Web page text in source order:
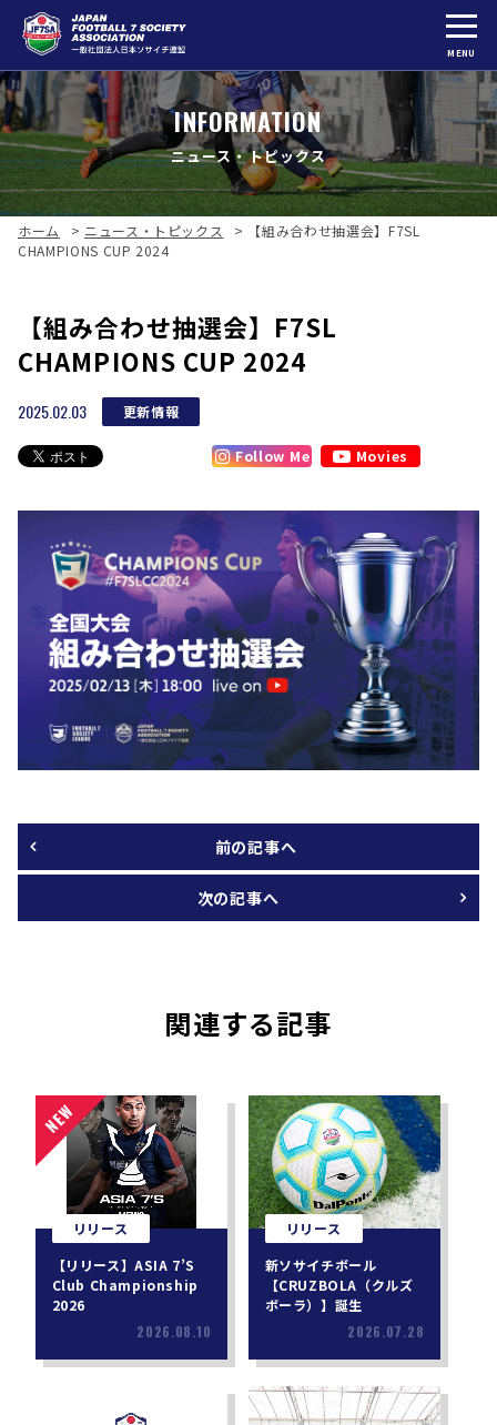
MENU
INFORMATION
ニュース・トピックス
ホーム > ニュース・トピックス >
【組み合わせ抽選会】F7SL
CHAMPIONS CUP 2024
【組み合わせ抽選会】F7SL
CHAMPIONS CUP 2024
2025.02.03 更新情報
Follow Me Movies
前の記事へ
次の記事へ
関連する記事
リリース
【リリース】ASIA 7’S
Club Championship
2026
2026.08.10
リリース
新ソサイチボール
【CRUZBOLA（クルズ
ボーラ）】誕生
2026.07.28